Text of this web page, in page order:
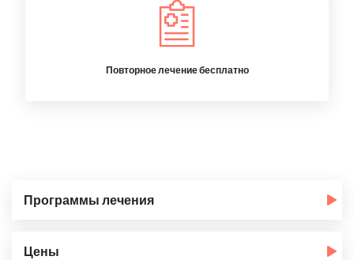
Повторное лечение бесплатно
Программы лечения
Цены